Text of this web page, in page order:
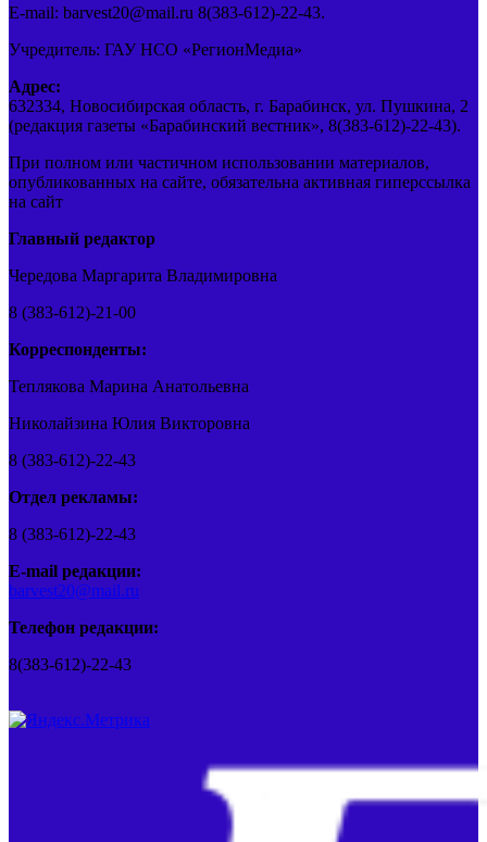
E-mail: barvest20@mail.ru 8(383-612)-22-43.
Учредитель: ГАУ НСО «РегионМедиа»
Адрес:
632334, Новосибирская область, г. Барабинск, ул. Пушкина, 2
(редакция газеты «Барабинский вестник», 8(383-612)-22-43).
При полном или частичном использовании материалов,
опубликованных на сайте, обязательна активная гиперссылка
на сайт
Главный редактор
Чередова Маргарита Владимировна
8 (383-612)-21-00
Корреспонденты:
Теплякова Марина Анатольевна
Николайзина Юлия Викторовна
8 (383-612)-22-43
Отдел рекламы:
8 (383-612)-22-43
E-mail редакции:
barvest20@mail.ru
Телефон редакции:
8(383-612)-22-43